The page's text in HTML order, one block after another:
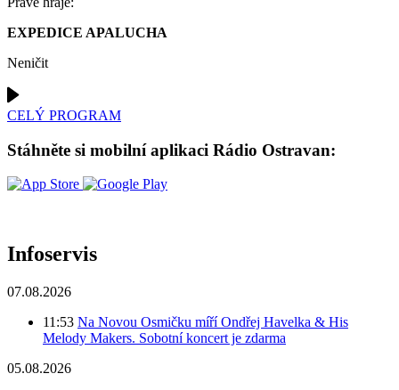
EXPEDICE APALUCHA
Neničit
CELÝ PROGRAM
Stáhněte si mobilní aplikaci Rádio Ostravan:
Infoservis
07.08.2026
11:53 Na Novou Osmičku míří Ondřej Havelka & His
Melody Makers. Sobotní koncert je zdarma
05.08.2026